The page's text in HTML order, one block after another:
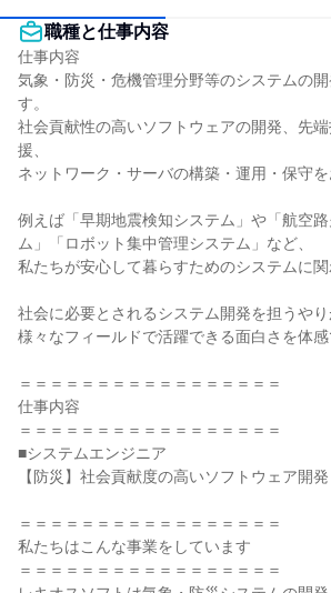
職種と仕事内容
仕事内容
気象・防災・危機管理分野等のシステムの
す。
社会貢献性の高いソフトウェアの開発、先
援、
ネットワーク・サーバの構築・運用・保守を
例えば「早期地震検知システム」や「航空
ム」「ロボット集中管理システム」など、
私たちが安心して暮らすためのシステムに関
社会に必要とされるシステム開発を担うやり
様々なフィールドで活躍できる面白さを体感
＝＝＝＝＝＝＝＝＝＝＝＝＝＝＝＝＝
仕事内容
＝＝＝＝＝＝＝＝＝＝＝＝＝＝＝＝＝
■システムエンジニア
【防災】社会貢献度の高いソフトウェア開発
＝＝＝＝＝＝＝＝＝＝＝＝＝＝＝＝＝
私たちはこんな事業をしています
＝＝＝＝＝＝＝＝＝＝＝＝＝＝＝＝＝